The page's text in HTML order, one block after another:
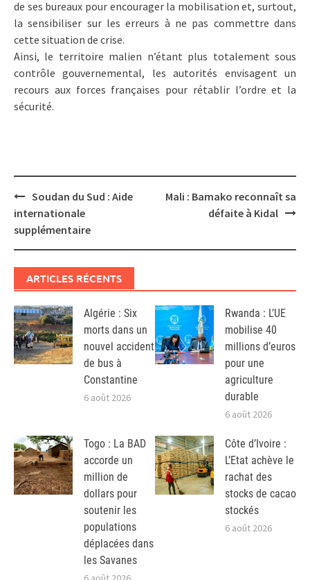
de ses bureaux pour encourager la mobilisation et, surtout,
la sensibiliser sur les erreurs à ne pas commettre dans
cette situation de crise.
Ainsi, le territoire malien n’étant plus totalement sous
contrôle gouvernemental, les autorités envisagent un
recours aux forces françaises pour rétablir l’ordre et la
sécurité.
Post
navigation
Soudan du Sud : Aide
internationale
supplémentaire
Mali : Bamako reconnaît sa
défaite à Kidal
ARTICLES RÉCENTS
Algérie : Six
morts dans un
nouvel accident
de bus à
Constantine
6 août 2026
Rwanda : L’UE
mobilise 40
millions d’euros
pour une
agriculture
durable
6 août 2026
Togo : La BAD
accorde un
million de
dollars pour
soutenir les
populations
déplacées dans
les Savanes
Côte d’Ivoire :
L’Etat achève le
rachat des
stocks de cacao
stockés
6 août 2026